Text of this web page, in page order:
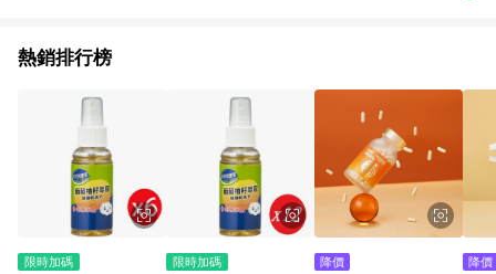
熱銷排行榜
限時加碼 限時加碼 降價 降價